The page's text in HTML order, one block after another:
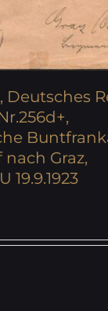
Graz,
19.9.1923